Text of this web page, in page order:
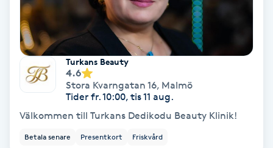
Nagelförlängning akryl
Nagelförlängning gelé
Nagelförlängning glasfiber
Turkans Beauty
4.6
Stora Kvarngatan 16, Malmö
Tider fr. 10:00, tis 11 aug.
Välkommen till Turkans Dedikodu Beauty Klinik!
Betala senare Presentkort Friskvård